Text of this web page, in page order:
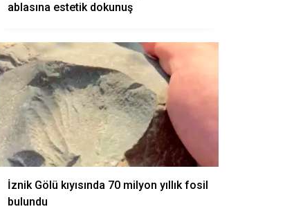
ablasına estetik dokunuş
İznik Gölü kıyısında 70 milyon yıllık fosil
bulundu